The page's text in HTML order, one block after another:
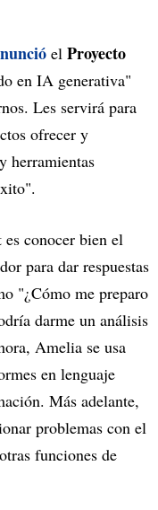
el Proyecto
en IA generativa"
Les servirá para
ofrecer y
herramientas
conocer bien el
para dar respuestas
"¿Cómo me preparo
darme un análisis
Amelia se usa
en lenguaje
Más adelante,
problemas con el
funciones de